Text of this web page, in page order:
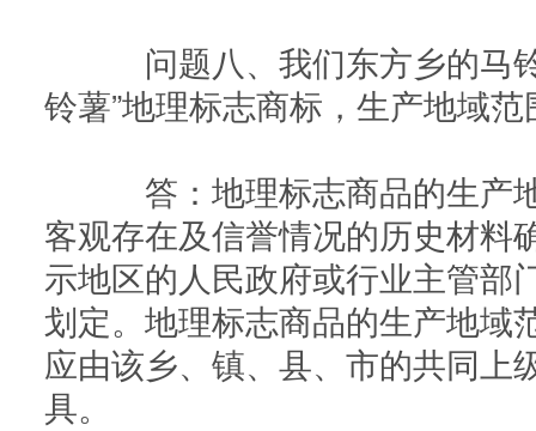
问题八、我们东方乡的马
铃薯”地理标志商标，生产地域
答：地理标志商品的生产
客观存在及信誉情况的历史材料
示地区的人民政府或行业主管部
划定。地理标志商品的生产地域
应由该乡、镇、县、市的共同上
具。